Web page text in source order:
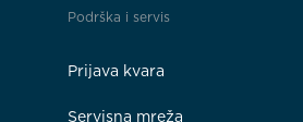
Podrška i servis
Prijava kvara
Servisna mreža